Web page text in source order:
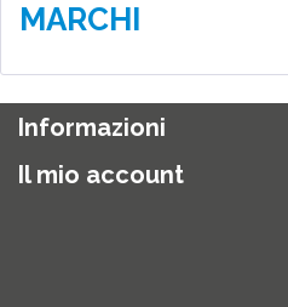
MARCHI
Informazioni
Il mio account